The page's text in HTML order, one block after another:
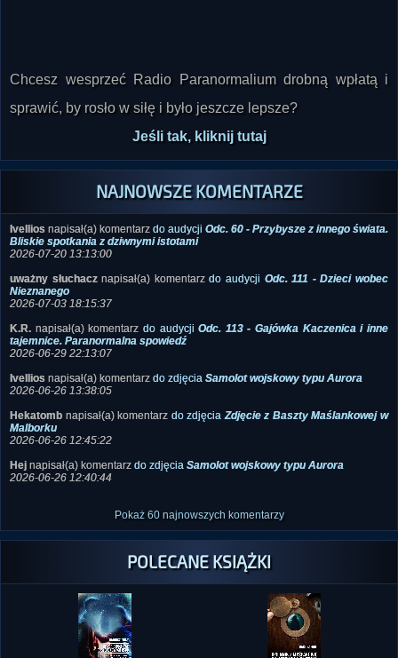
Chcesz wesprzeć Radio Paranormalium drobną wpłatą i
sprawić, by rosło w siłę i było jeszcze lepsze?
Jeśli tak, kliknij tutaj
NAJNOWSZE KOMENTARZE
Ivellios napisał(a) komentarzdo audycji
Odc. 60 - Przybysze z innego świata.
Bliskie spotkania z dziwnymi istotami
uważny słuchacz
napisał(a) komentarz do audycji
Nieznanego
K.R.napisał(a) komentarzdo audycji
Odc. 113 - Gajówka Kaczenica i inne
tajemnice. Paranormalna spowiedź
Ivelliosnapisał(a) komentarz do zdjęcia
Samolot wojskowy typu Aurora
Hekatomb
napisał(a) komentarz do zdjęcia
Zdjęcie z Baszty Maślankowej w
Malborku
Hejnapisał(a) komentarz do zdjęcia
Samolot wojskowy typu Aurora
Pokaż 60 najnowszych komentarzy
POLECANE KSIĄŻKI